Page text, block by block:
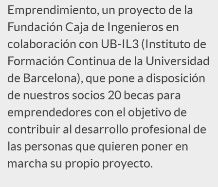
e
s
S
o
c
i
Emprendimiento, un proyecto de la
Fundación Caja de Ingenieros en
colaboración con UB-IL3 (Instituto de
Formación Continua de la Universidad
de Barcelona), que pone a disposición
de nuestros socios 20 becas para
emprendedores con el objetivo de
contribuir al desarrollo profesional de
las personas que quieren poner en
marcha su propio proyecto.